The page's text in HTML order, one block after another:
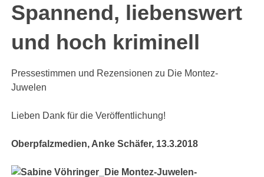
Spannend, liebenswert
und hoch kriminell
Pressestimmen und Rezensionen zu Die Montez-
Juwelen
Lieben Dank für die Veröffentlichung!
Oberpfalzmedien, Anke Schäfer, 13.3.2018